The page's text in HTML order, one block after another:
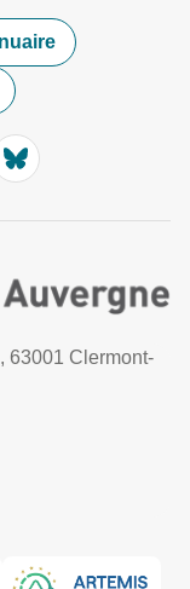
63001 Clermont-